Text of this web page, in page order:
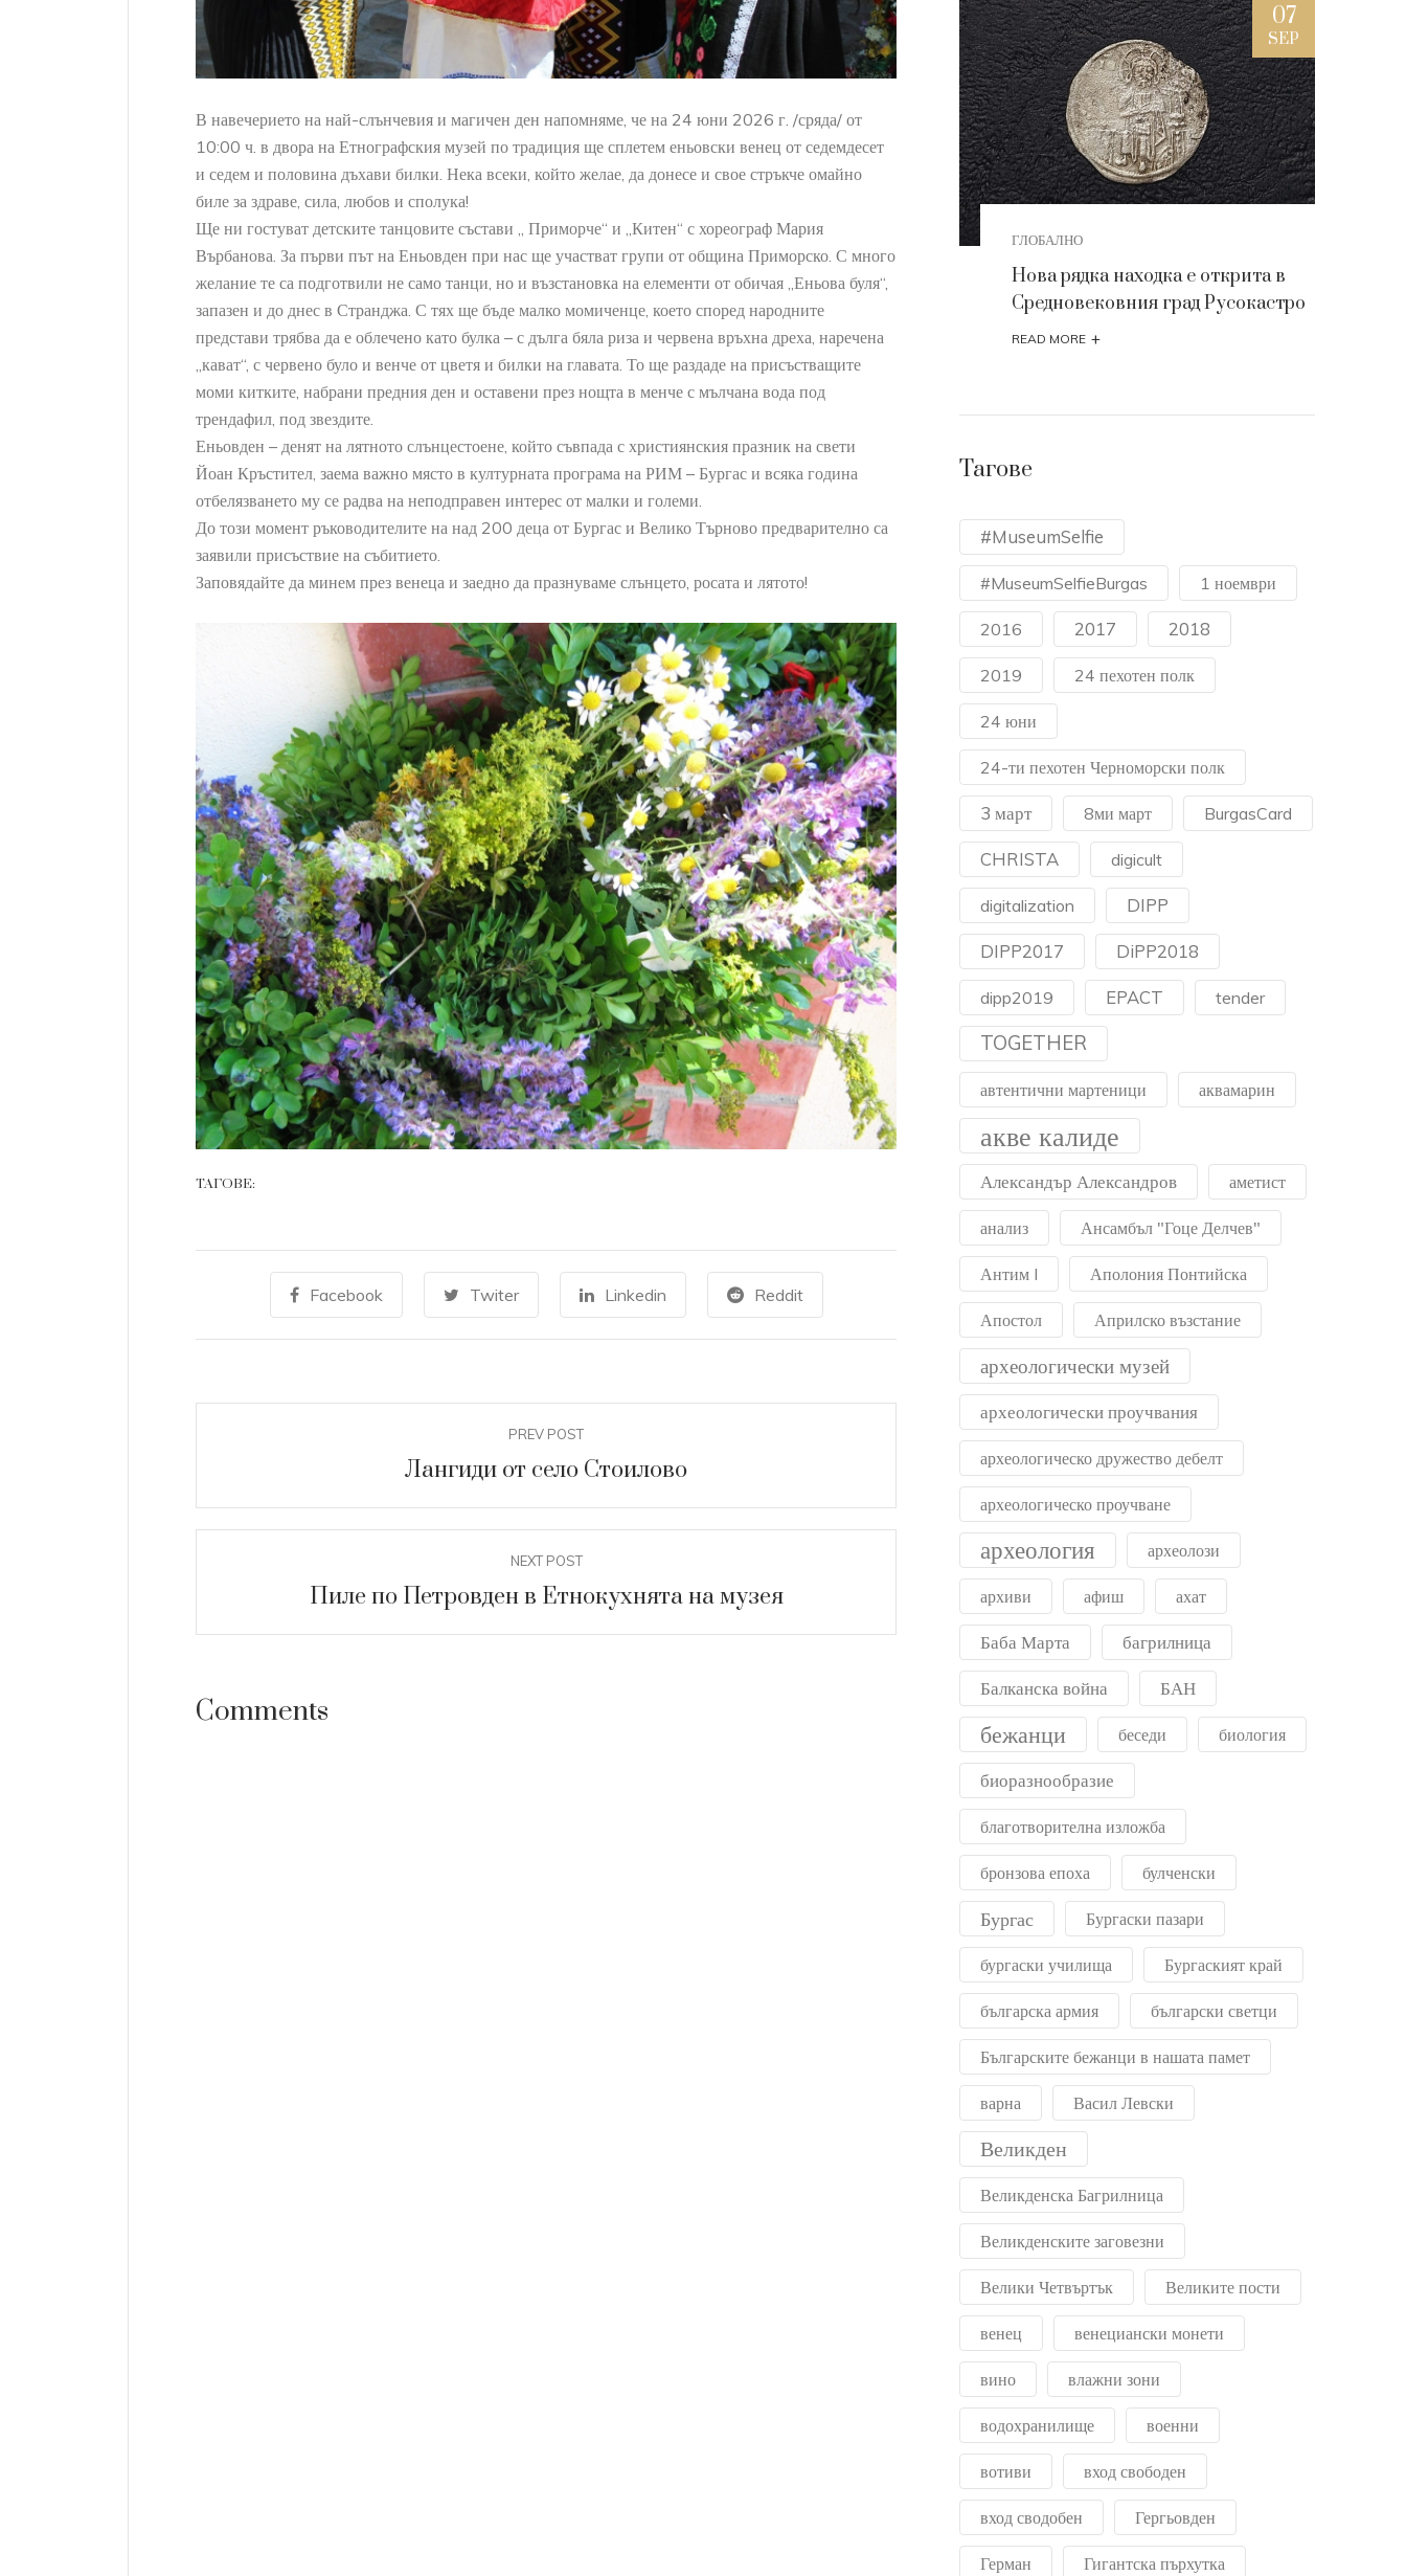
В навечерието на най-слънчевия и магичен ден напомняме, че на 24 юни 2026 г. /сряда/ от
10:00 ч. в двора на Етнографския музей по традиция ще сплетем еньовски венец от седемдесет
и седем и половина дъхави билки. Нека всеки, който желае, да донесе и свое стръкче омайно
биле за здраве, сила, любов и сполука!
Ще ни гостуват детските танцовите състави „ Приморче“ и „Китен“ с хореограф Мария
Върбанова. За първи път на Еньовден при нас ще участват групи от община Приморско. С много
желание те са подготвили не само танци, но и възстановка на елементи от обичая „Еньова буля“,
запазен и до днес в Странджа. С тях ще бъде малко момиченце, което според народните
представи трябва да е облечено като булка – с дълга бяла риза и червена връхна дреха, наречена
„кават“, с червено було и венче от цветя и билки на главата. То ще раздаде на присъстващите
моми китките, набрани предния ден и оставени през нощта в менче с мълчана вода под
трендафил, под звездите.
Еньовден – денят на лятното слънцестоене, който съвпада с християнския празник на свети
Йоан Кръстител, заема важно място в културната програма на РИМ – Бургас и всяка година
отбелязването му се радва на неподправен интерес от малки и големи.
До този момент ръководителите на над 200 деца от Бургас и Велико Търново предварително са
заявили присъствие на събитието.
Заповядайте да минем през венеца и заедно да празнуваме слънцето, росата и лятото!
ТАГОВЕ:
Facebook Twiter Linkedin Reddit
PREV POST
Лангиди от село Стоилово
NEXT POST
Пиле по Петровден в Етнокухнята на музея
Comments
SEP
находка е открита в
град Русокастро
22
AUG
АРХЕОЛОГИЧЕСКИ МУЗЕЙ
Ценна находка е открита при
археологическите проучвания в
средновековният град Русокастро
READ MORE +
Древните тракийки покривали
ръцете и краката си с татуировки
07
SEP
ГЛОБАЛНО
Нова рядка находка е открита в
Средновековния град Русокастро
READ MORE +
Тагове
#MuseumSelfie
#MuseumSelfieBurgas 1 ноември
2016 2017 2018
2019 24 пехотен полк
24 юни
24-ти пехотен Черноморски полк
3 март 8ми март BurgasCard
CHRISTA digicult
digitalization DIPP
DIPP2017 DiPP2018
dipp2019 EPACT tender
TOGETHER
автентични мартеници аквамарин
акве калиде
Александър Александров аметист
анализ Ансамбъл "Гоце Делчев"
Антим I Аполония Понтийска
Апостол Априлско възстание
археологически музей
археологически проучвания
археологическо дружество дебелт
археологическо проучване
археология археолози
архиви афиш ахат
Баба Марта багрилница
Балканска война БАН
бежанци беседи биология
биоразнообразие
благотворителна изложба
бронзова епоха булченски
Бургас Бургаски пазари
бургаски училища Бургаският край
българска армия български светци
Българските бежанци в нашата памет
варна Васил Левски
Великден
Великденска Багрилница
Великденските заговезни
Велики Четвъртък Великите пости
венец венециански монети
вино влажни зони
водохранилище военни
вотиви вход свободен
вход сводобен Гергьовден
Герман Гигантска пърхутка